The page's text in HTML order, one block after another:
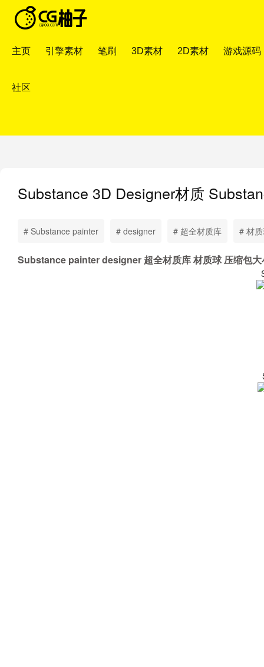
主页 引擎素材 笔刷 3D素材 2D素材 游戏源码
社区
Substance 3D Designer材质
# Substance painter # designer # 超全材质库 # 材
Substance painter designer 超全材质库 材质球 压缩包大